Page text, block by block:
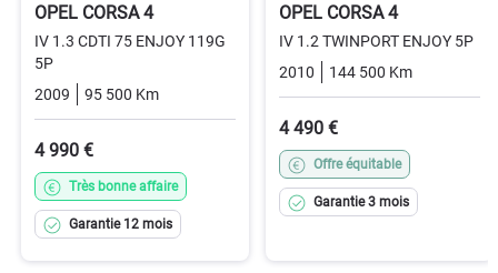
OPEL CORSA 4
IV 1.3 CDTI 75 ENJOY 119G
5P
2009
95 500 Km Diesel
4 990 €
Très bonne affaire
Garantie 12 mois
OPEL CORSA 4
IV 1.2 TWINPORT ENJOY 5P
2010
144 500 Km
4 490 €
Offre équitable
Garantie 3 mois